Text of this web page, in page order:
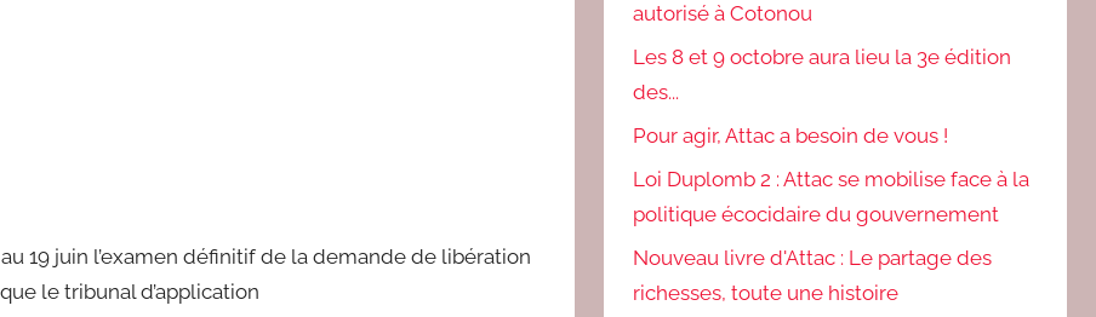
19 juin l’examen définitif de la demande de libération
le tribunal d’application
autorisé à Cotonou
Les 8 et 9 octobre aura lieu la 3e édition
des...
Pour agir, Attac a besoin de vous !
Loi Duplomb 2 : Attac se mobilise face à la
politique écocidaire du gouvernement
Nouveau livre d'Attac : Le partage des
richesses, toute une histoire